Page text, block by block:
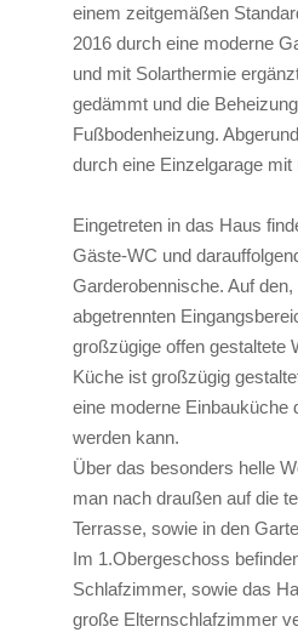
einem zeitgemäßen
2016 durch eine moderne
und mit Solarthermie
gedämmt und die
Fußbodenheizung.
durch eine Einzelgarage mit
Eingetreten in das Haus
Gäste-WC und
Garderobennische. Auf
abgetrennten
großzügige offen gestaltete
Küche ist großzügig
eine moderne Einbauküche
werden kann.
Über das besonders helle
man nach draußen auf die
Terrasse, sowie in den
Im 1.Obergeschoss
Schlafzimmer, sowie das
große Elternschlafzimmer